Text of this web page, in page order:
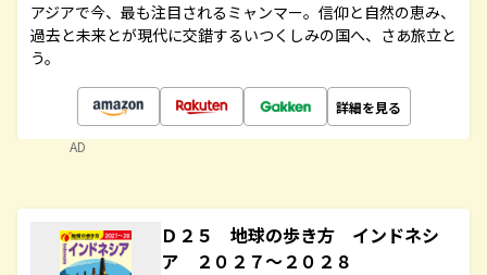
アジアで今、最も注目されるミャンマー。信仰と自然の恵み、
過去と未来とが現代に交錯するいつくしみの国へ、さあ旅立と
う。
詳細を見る
AD
Ｄ２５ 地球の歩き方 インドネシ
ア ２０２７～２０２８